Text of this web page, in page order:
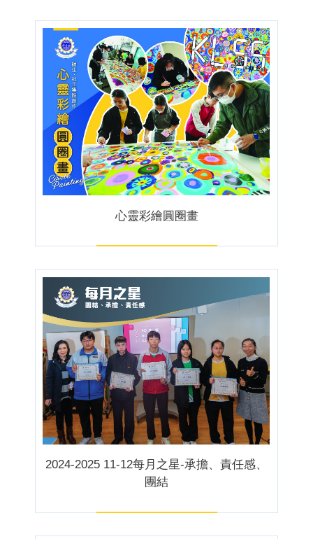
心靈彩繪圓圈畫
2024-2025 11-12每月之星-承擔、責任感、
團結